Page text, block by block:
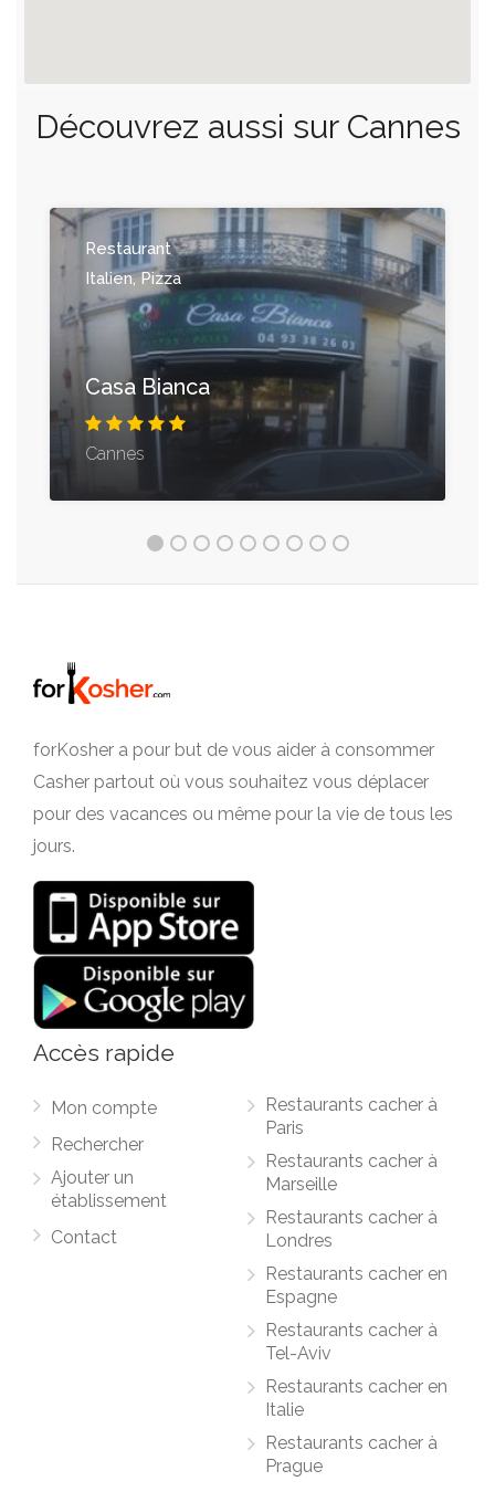
Découvrez aussi sur Cannes
Restaurant
Italien, Pizza
Casa Bianca
Cannes
forKosher a pour but de vous aider à consommer
Casher partout où vous souhaitez vous déplacer
pour des vacances ou même pour la vie de tous les
jours.
Accès rapide
Mon compte
Rechercher
Ajouter un
établissement
Contact
Restaurants cacher à
Paris
Restaurants cacher à
Marseille
Restaurants cacher à
Londres
Restaurants cacher en
Espagne
Restaurants cacher à
Tel-Aviv
Restaurants cacher en
Italie
Restaurants cacher à
Prague